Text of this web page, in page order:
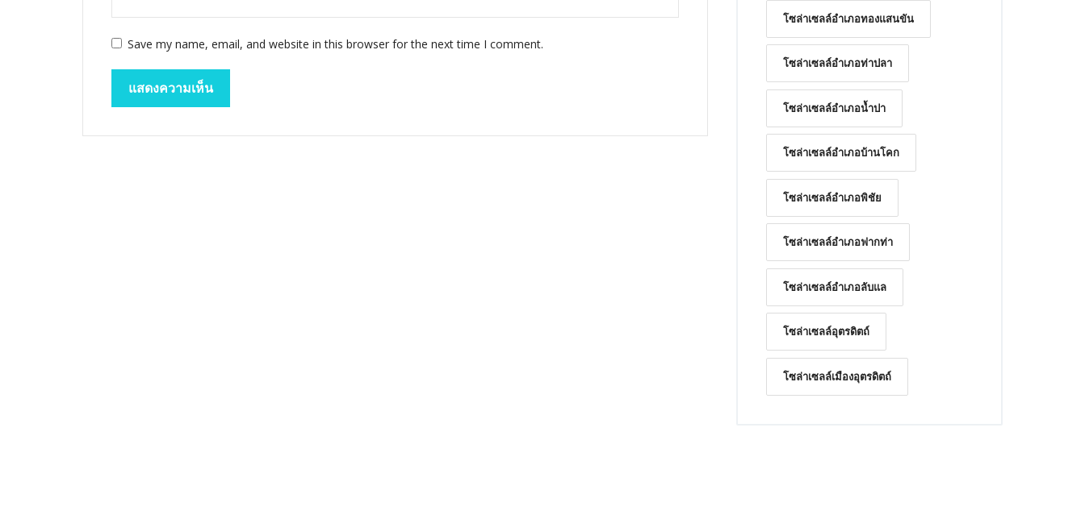
Save my name, email, and website in this browser for the next time I comment.
โซล่าเซลล์อำเภอทองแสนขัน
โซล่าเซลล์อำเภอท่าปลา
โซล่าเซลล์อำเภอน้ำปา
โซล่าเซลล์อำเภอบ้านโคก
โซล่าเซลล์อำเภอพิชัย
โซล่าเซลล์อำเภอฟากท่า
โซล่าเซลล์อำเภอลับแล
โซล่าเซลล์อุตรดิตถ์
โซล่าเซลล์เมืองอุตรดิตถ์